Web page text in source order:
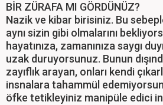
BİR ZÜRAFA MI GÖRDÜNÜZ?
Nazik ve kibar birisiniz. Bu
aynı sizin gibi olmalarını
hayatınıza, zamanınıza saygı
uzak duruyorsunuz. Bunun
zayıflık arayan, onları kendi
insnalara tahammül
öfke tetikleyiniz manipüle edici